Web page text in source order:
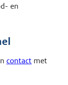
en
contact met